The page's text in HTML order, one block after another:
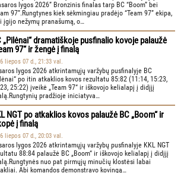
lygos 2026” Bronzinis finalas tarp BC “Boom” bei
97”.Rungtynes kiek sėkmingiau pradėjo “Team 97” ekipa,
įgijo nežymų pranašumą, o…
„Pilėnai“ dramatiškoje pusfinalio kovoje palaužė
97“ ir žengė į finalą
liepos 07 d., 21:33 val.
lygos 2026 atkrintamųjų varžybų pusfinalyje BC
po itin atkaklios kovos rezultatu 85:82 (11:14, 15:23,
25:22) įveikė „Team 97“ ir iškovojo kelialapį į didįjį
pradžioje iniciatyva…
NGT po atkaklios kovos palaužė BC „Boom“ ir
į finalą
liepos 07 d., 20:03 val.
lygos 2026 atkrintamųjų varžybų pusfinalyje KKL NGT
88:84 palaužė BC „Boom“ ir iškovojo kelialapį į didįjį
nuo pat pirmųjų minučių klostėsi labai
Abi komandos demonstravo kovingą…